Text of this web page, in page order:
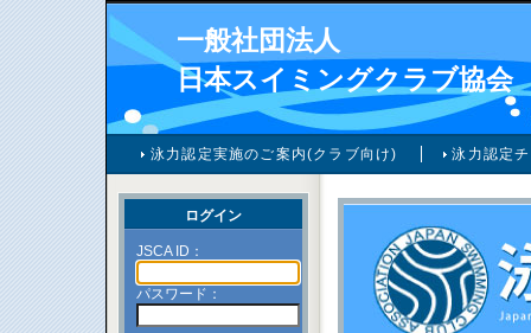
一般社団法人
日本スイミングクラブ協会
泳力認定実施のご案内(クラブ向け) 泳力認定
ログイン
JSCA ID：
パスワード：